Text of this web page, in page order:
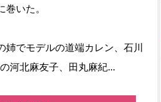
巻いた。
でモデルの道端カレン、石川
河北麻友子、田丸麻紀...